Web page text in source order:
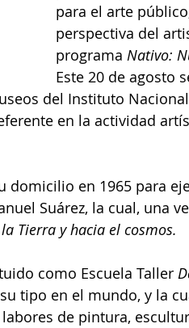
para el arte
perspectiva del
programa Nativo:
Este 20 de agosto
del Instituto
en la actividad
domicilio en 1965 para
Suárez, la cual, una
Tierra y hacia el cosmos.
como Escuela Taller
tipo en el mundo, y la
de pintura,